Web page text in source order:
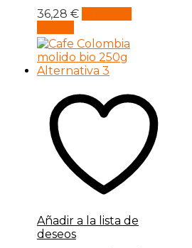
36,28 €
Añadir a la lista de
deseos